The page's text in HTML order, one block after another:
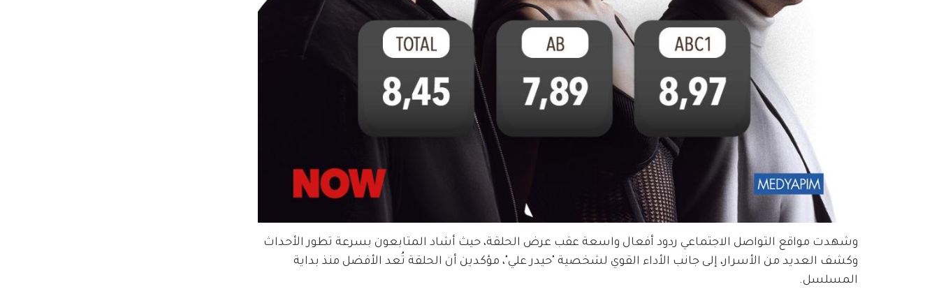
وشهدت مواقع التواصل الاجتماعي ردود أفعال واسعة عقب عرض الحلقة، حيث أشاد المتابعون بسرعة تطور الأحداث
وكشف العديد من الأسرار، إلى جانب الأداء القوي لشخصية "حيدر علي"، مؤكدين أن الحلقة تُعد الأفضل منذ بداية
المسلسل.